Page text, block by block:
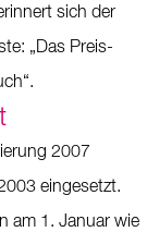
sich der
„Das Preis-
2007
eingesetzt.
am 1. Januar wie